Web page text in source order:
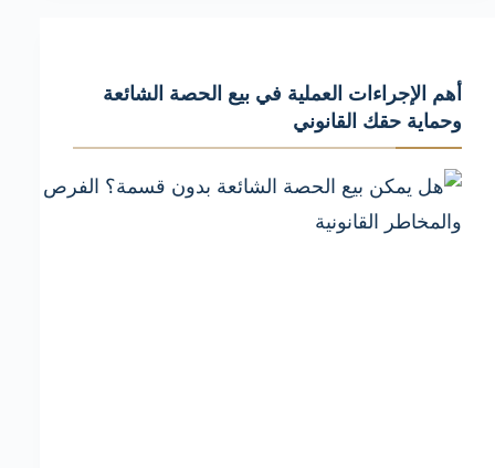
التركة:
الآثار
القانونية
وكيفية
أهم الإجراءات العملية في بيع الحصة الشائعة
وحماية حقك القانوني